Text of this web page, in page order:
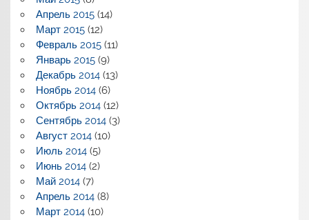
Апрель 2015(14)
Март 2015(12)
Февраль 2015(11)
Январь 2015(9)
Декабрь 2014(13)
Ноябрь 2014(6)
Октябрь 2014(12)
Сентябрь 2014(3)
Август 2014(10)
Июль 2014(5)
Июнь 2014(2)
Май 2014(7)
Апрель 2014(8)
Март 2014(10)